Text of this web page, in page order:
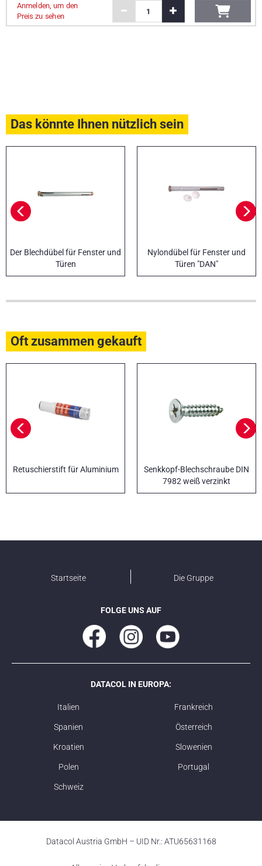
Anmelden, um den
Preis zu sehen
Das könnte Ihnen nützlich sein
Der Blechdübel für Fenster und
Türen
Nylondübel für Fenster und
Türen "DAN"
Oft zusammen gekauft
Retuschierstift für Aluminium
Senkkopf-Blechschraube DIN
7982 weiß verzinkt
Startseite Die Gruppe
FOLGE UNS AUF
DATACOL IN EUROPA:
Italien Frankreich
Spanien Österreich
Kroatien Slowenien
Polen Portugal
Schweiz
Datacol Austria GmbH – UID Nr.: ATU65631168